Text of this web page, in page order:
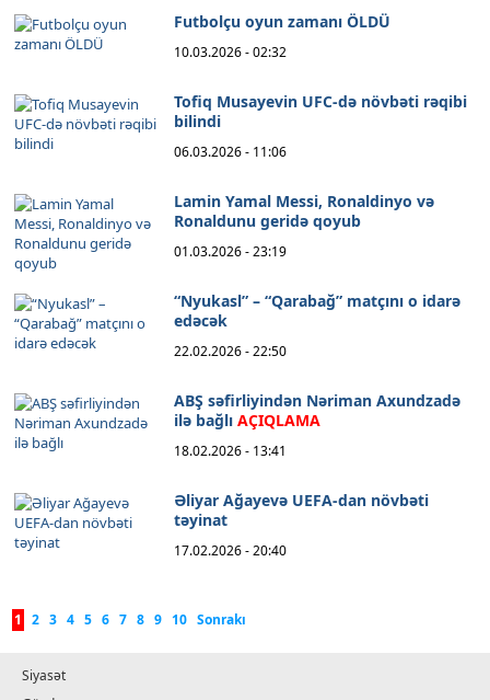
Futbolçu oyun zamanı ÖLDÜ
10.03.2026 - 02:32
Tofiq Musayevin UFC-də növbəti rəqibi
bilindi
06.03.2026 - 11:06
Lamin Yamal Messi, Ronaldinyo və
Ronaldunu geridə qoyub
01.03.2026 - 23:19
“Nyukasl” – “Qarabağ” matçını o idarə
edəcək
22.02.2026 - 22:50
ABŞ səfirliyindən Nəriman Axundzadə
ilə bağlı AÇIQLAMA
18.02.2026 - 13:41
Əliyar Ağayevə UEFA-dan növbəti
təyinat
17.02.2026 - 20:40
1 2 3 4 5 6 7 8 9 10 Sonrakı
Siyasət